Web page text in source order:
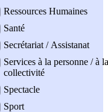
Ressources Humaines
Santé
Secrétariat / Assistanat
Services à la personne / à la
collectivité
Spectacle
Sport